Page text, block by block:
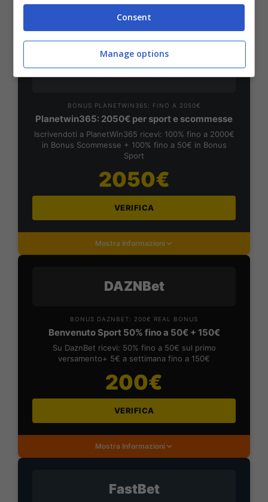
Mostra Informazioni
PlanetWin365
BONUS PLANETWIN365: FINO A 2050€
Planetwin365: 2050€ per sport e scommesse
Iscrivendoti a PlanetWin365 ricevi: 100% fino a 2000€
in Bonus Scommesse + 100% fino a 50€ in Bonus
Sport
2050€
VERIFICA
Mostra Informazioni
DAZNBet
BONUS DAZNBET: 200€ REAL BONUS
Benvenuto Sport 50% fino a 50€ + 150€
Su DaznBet ricevi: 50% fino a 50€ sul primo
versamento+ 5€ a settimana fino a 150€
200€
VERIFICA
Mostra Informazioni
FastBet
Consent
Manage options